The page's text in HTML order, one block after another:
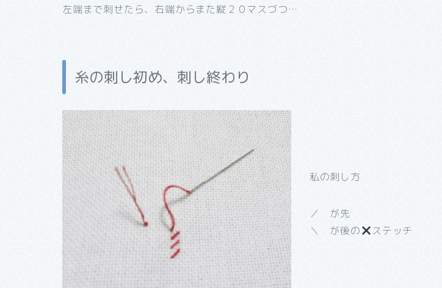
左端まで刺せたら、右端からまた縦２０マスづつ…
糸の刺し初め、刺し終わり
私の刺し方
／ が先
＼ が後の
ステッチ